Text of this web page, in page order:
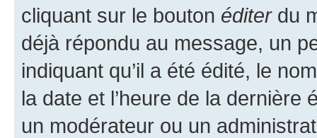
cliquant sur le bouton éditerdu
déjà répondu au message, un
indiquant qu’il a été édité, le
la date et l’heure de la dernière
un modérateur ou un